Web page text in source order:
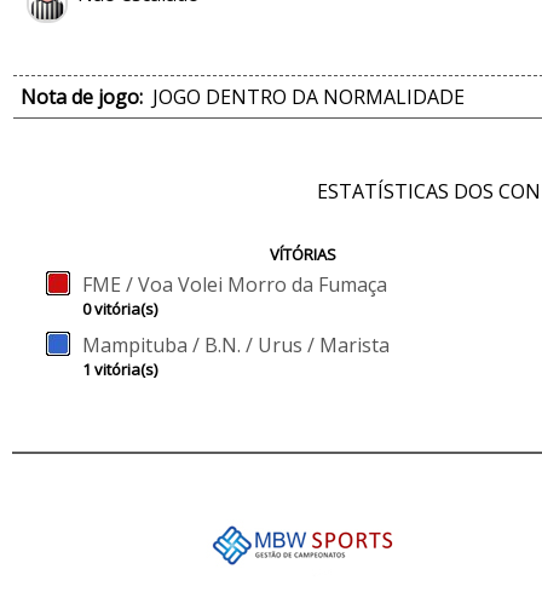
Nota de jogo: JOGO DENTRO DA NORMALIDADE
ESTATÍSTICAS DOS
VÍTÓRIAS
FME / Voa Volei Morro da Fumaça
0 vitória(s)
Mampituba / B.N. / Urus / Marista
1 vitória(s)